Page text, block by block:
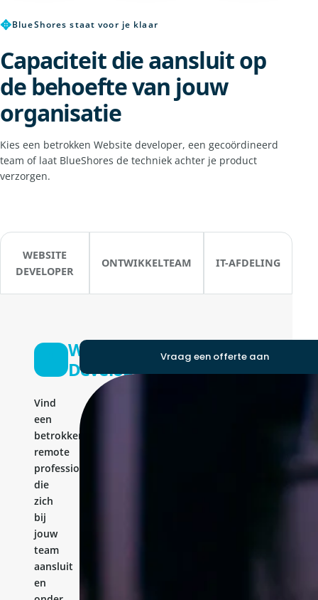
✥BlueShores staat voor je klaar
Capaciteit die aansluit op
de behoefte van jouw
organisatie
Kies een betrokken Website developer, een gecoördineerd
team of laat BlueShores de techniek achter je product
verzorgen.
WEBSITE
DEVELOPER
ONTWIKKELTEAM IT-AFDELING
Website
Developer
Vind
een
betrokken
remote
professional
die
zich
bij
jouw
team
aansluit
en
Vraag een offerte aan